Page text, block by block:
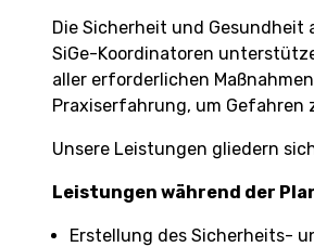
Die Sicherheit und
SiGe-Koordinatoren
aller erforderlichen
Praxiserfahrung, um Gefahren
Unsere Leistungen gliedern
Leistungen während der
Erstellung des Sicherheits-